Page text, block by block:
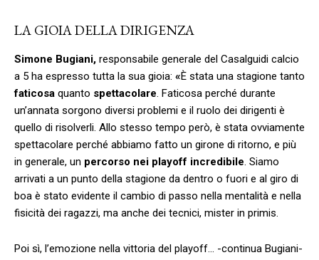
LA GIOIA DELLA DIRIGENZA
Simone Bugiani, responsabile generale del Casalguidi calcio
a 5 ha espresso tutta la sua gioia: «È stata una stagione tanto
faticosa quanto spettacolare. Faticosa perché durante
un’annata sorgono diversi problemi e il ruolo dei dirigenti è
quello di risolverli. Allo stesso tempo però, è stata ovviamente
spettacolare perché abbiamo fatto un girone di ritorno, e più
in generale, un percorso nei playoff incredibile. Siamo
arrivati a un punto della stagione da dentro o fuori e al giro di
boa è stato evidente il cambio di passo nella mentalità e nella
fisicità dei ragazzi, ma anche dei tecnici, mister in primis.
Poi sì, l’emozione nella vittoria del playoff… -continua Bugiani-